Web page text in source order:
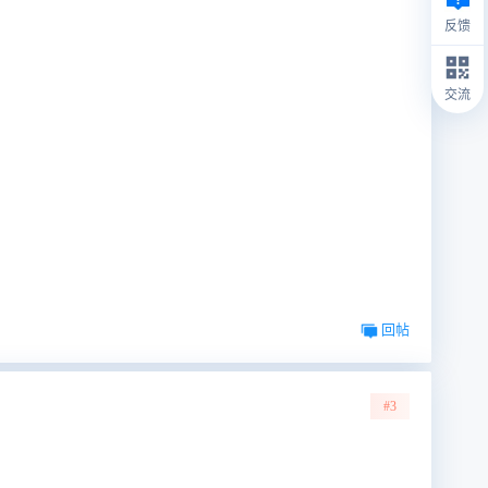
回帖
#3
反馈
交流